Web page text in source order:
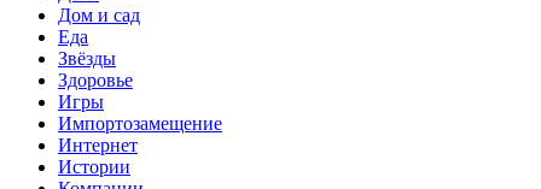
Дом и сад
Еда
Звёзды
Здоровье
Игры
Импортозамещение
Интернет
Истории